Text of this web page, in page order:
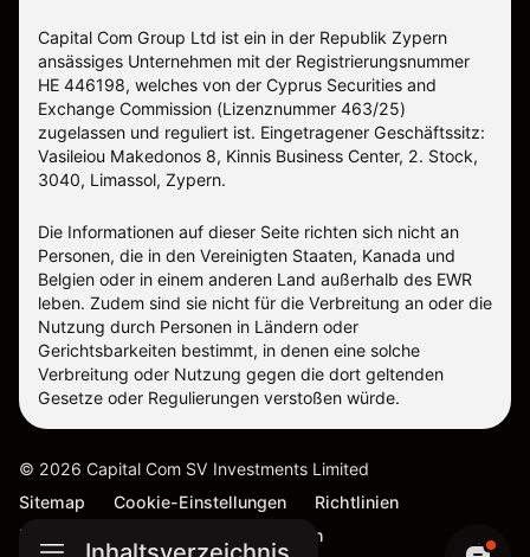
Capital Com Group Ltd ist ein in der Republik Zypern
ansässiges Unternehmen mit der Registrierungsnummer
ΗΕ 446198, welches von der Cyprus Securities and
Exchange Commission (Lizenznummer 463/25)
zugelassen und reguliert ist. Eingetragener Geschäftssitz:
Vasileiou Makedonos 8, Kinnis Business Center, 2. Stock,
3040, Limassol, Zypern.
Die Informationen auf dieser Seite richten sich nicht an
Personen, die in den Vereinigten Staaten, Kanada und
Belgien oder in einem anderen Land außerhalb des EWR
leben. Zudem sind sie nicht für die Verbreitung an oder die
Nutzung durch Personen in Ländern oder
Gerichtsbarkeiten bestimmt, in denen eine solche
Verbreitung oder Nutzung gegen die dort geltenden
Gesetze oder Regulierungen verstoßen würde.
© 2026 Capital Com SV Investments Limited
Sitemap
Cookie-Einstellungen
Richtlinien
Nutzungsbedingungen und Richtlinien